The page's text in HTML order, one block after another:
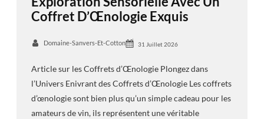
Coffret D’Œnologie Exquis
Domaine-Sanvers-Et-Cotton 31 Juillet 2026
Article sur les Coffrets d’Œnologie Plongez dans
l’Univers Enivrant des Coffrets d’Œnologie Les coffrets
d’œnologie sont bien plus qu’un simple cadeau pour les
amateurs de vin, ils représentent une véritable